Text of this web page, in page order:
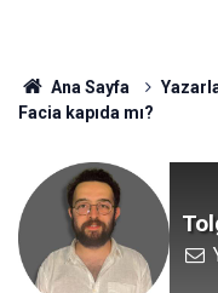
Ana Sayfa
Facia kapıda mı?